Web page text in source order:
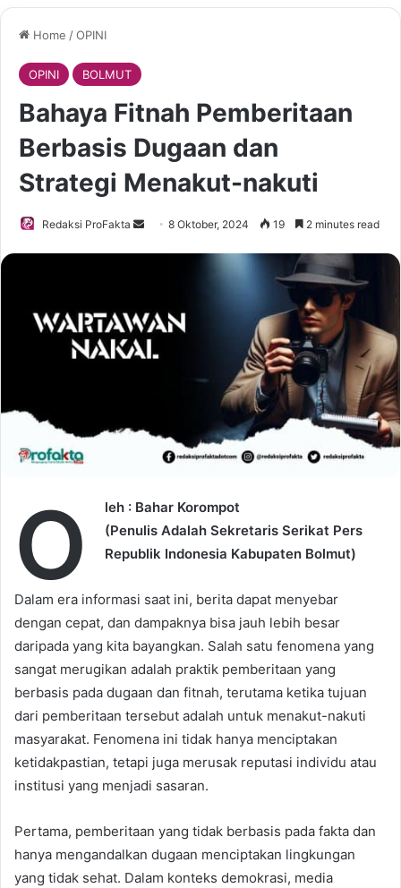
Home /OPINI
OPINI BOLMUT
Bahaya Fitnah Pemberitaan
Berbasis Dugaan dan
Strategi Menakut-nakuti
Redaksi ProFakta
a
n
e
8 Oktober, 2024 19 2 minutes read
O
leh : Bahar Korompot
(Penulis Adalah Sekretaris Serikat Pers
Republik Indonesia Kabupaten Bolmut)
Dalam era informasi saat ini, berita dapat menyebar
dengan cepat, dan dampaknya bisa jauh lebih besar
daripada yang kita bayangkan. Salah satu fenomena yang
sangat merugikan adalah praktik pemberitaan yang
berbasis pada dugaan dan fitnah, terutama ketika tujuan
dari pemberitaan tersebut adalah untuk menakut-nakuti
masyarakat. Fenomena ini tidak hanya menciptakan
ketidakpastian, tetapi juga merusak reputasi individu atau
institusi yang menjadi sasaran.
Pertama, pemberitaan yang tidak berbasis pada fakta dan
hanya mengandalkan dugaan menciptakan lingkungan
yang tidak sehat. Dalam konteks demokrasi, media